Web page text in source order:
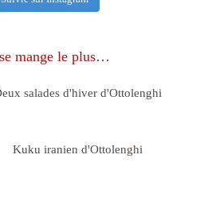
mange le plus…
salades d'hiver d'Ottolenghi
Kuku iranien d'Ottolenghi